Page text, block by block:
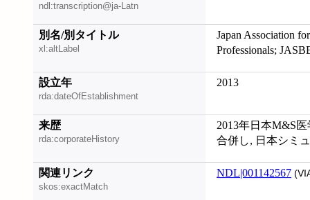
ndl:transcription@ja-Latn
別名/別タイトル
xl:altLabel
Japan Association
Professionals;
設立年
rda:dateOfEstablishment
2013
来歴
rda:corporateHistory
2013年日本M&S
合併し, 日本シミ
関連リンク
skos:exactMatch
NDL|001142567